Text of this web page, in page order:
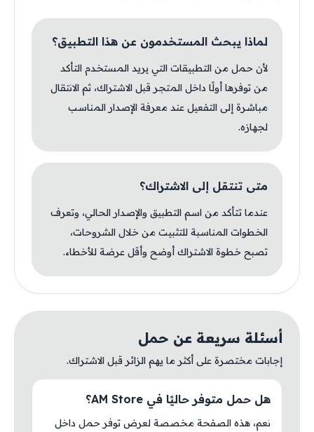
لماذا يبحث المستخدمون عن هذا التطبيق؟
لأن حمل من التطبيقات التي يريد المستخدم التأكد
من توفرها أولًا داخل المتجر قبل الاشتراك، ثم الانتقال
مباشرة إلى التفعيل عند معرفة الإصدار المناسب
لجهازه.
متى تنتقل إلى الاشتراك؟
عندما تتأكد من اسم التطبيق والإصدار الحالي، وتعرف
الخطوات المناسبة للتثبيت من خلال الشروحات،
تصبح خطوة الاشتراك أوضح وأقل عرضة للأخطاء.
أسئلة سريعة عن حمل
إجابات مختصرة على أكثر ما يهم الزائر قبل الاشتراك.
هل حمل متوفر حاليًا في AM Store؟
نعم، هذه الصفحة مخصصة لعرض توفر حمل داخل